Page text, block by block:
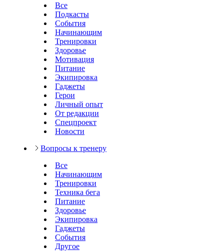
Все
Подкасты
События
Начинающим
Тренировки
Здоровье
Мотивация
Питание
Экипировка
Гаджеты
Герои
Личный опыт
От редакции
Спецпроект
Новости
Вопросы к тренеру
Все
Начинающим
Тренировки
Техника бега
Питание
Здоровье
Экипировка
Гаджеты
События
Другое